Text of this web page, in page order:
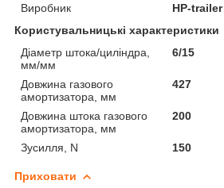
Виробник
HP-trailer
Користувальницькі характеристики
Діаметр штока/циліндра,
мм/мм
6/15
Довжина газового
амортизатора, мм
427
Довжина штока газового
амортизатора, мм
200
Зусилля, N 150
Приховати